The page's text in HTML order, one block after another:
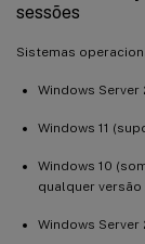
sessões
Sistemas
Windows Server
Windows 11
Windows 10
qualquer
Windows Server